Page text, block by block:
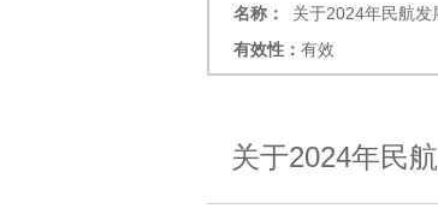
名称：
关于2024年民航
有效性： 有效
关于2024年民